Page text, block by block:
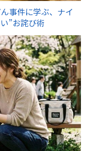
事件に学ぶ、ナイ
”お詫び術